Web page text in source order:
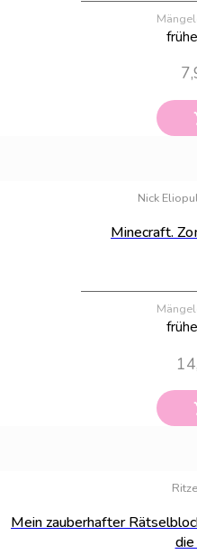
Nick
Minecraft.
Mein zauberhafter
die